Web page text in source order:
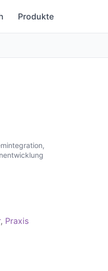
Produkte
Praxis